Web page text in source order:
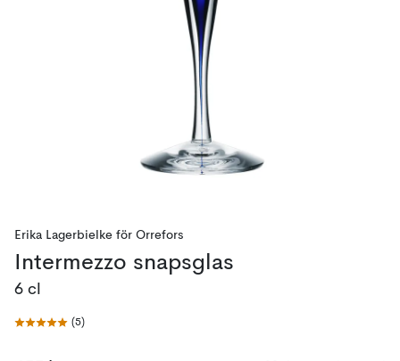
Erika Lagerbielke för Orrefors
Intermezzo snapsglas
6 cl
(5)